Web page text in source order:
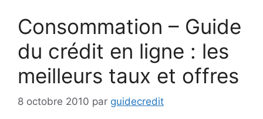
Consommation – Guide
du crédit en ligne : les
meilleurs taux et offres
8 octobre 2010 par guidecredit